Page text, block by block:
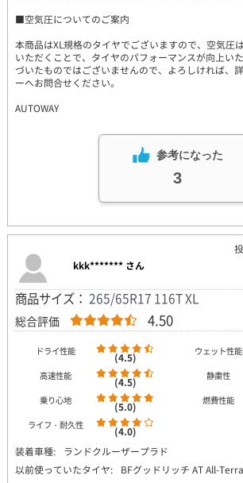
■空気圧についてのご案内
本商品はXL規格のタイヤでございますので、空気圧
いただくことで、タイヤのパフォーマンスが向上い
づいたものではございませんので、よろしければ、
ーへお問合せください。
AUTOWAY
参考になった
3
kkk******* さん
商品サイズ： 265/65R17 116T XL
総合評価 4.50
ドライ性能 (4.5) ウェット性能
高速性能 (4.5) 静粛性
乗り心地 (5.0) 燃費性能
ライフ・耐久性
(4.0)
装着車種:
ランドクルーザープラド
以前使っていたタイヤ:
BFグッドリッチ AT All-